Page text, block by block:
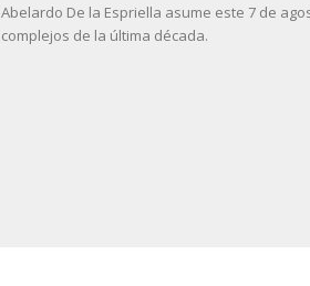
Abelardo De la Espriella asume este 7 de
complejos de la última década.